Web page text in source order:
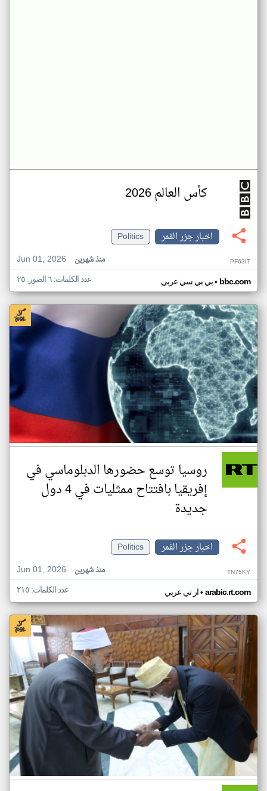
كأس العالم 2026
اخبار جزر القمر
Politics
Jun 01, 2026
منذ شهرين PF63IT
بي بي سي عربي• bbc.com عدد الكلمات: ٦ الصور: ٢٥
روسيا توسع حضورها الدبلوماسي في
إفريقيا بافتتاح ممثليات في 4 دول
جديدة
اخبار جزر القمر
Politics
Jun 01, 2026
منذ شهرين TN75KY
ار تي عربي• arabic.rt.com عدد الكلمات: ٢١٥